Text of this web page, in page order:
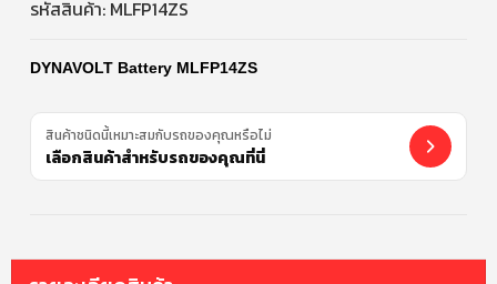
รหัสสินค้า: MLFP14ZS
DYNAVOLT Battery MLFP14ZS
สินค้าชนิดนี้เหมาะสมกับรถของคุณหรือไม่
เลือกสินค้าสำหรับรถของคุณที่นี่